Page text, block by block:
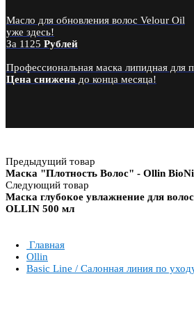
CHI
Tefia
Kebren
Karseell
Concept
Масло для обновления волос Velour Oil
уже здесь!
За 1125 Рублей
Профессиональная маска липидная для
Цена снижена до конца месяца!
Предыдущий товар
Маска "Плотность Волос" - Ollin
Следующий товар
Маска глубокое увлажнение для
OLLIN 500 мл
Главная
Ollin
Basic Line / Салонная линия по